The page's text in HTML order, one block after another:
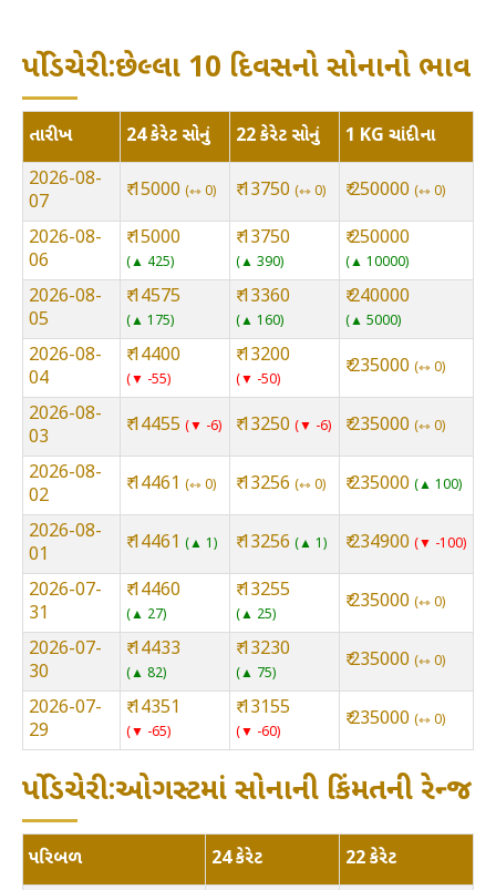
પોંડિચેરી:છેલ્લા 10 દિવસનો સોનાનો ભાવ
તારીખ 24 કેરેટ સોનું 22 કેરેટ સોનું
1 KG ચાંદીના
2026-08-
07
₹ 15000 ⇿ 0 ₹ 13750 ⇿ 0 ₹ 250000 ⇿ 0
2026-08-
06
₹ 15000
▲ 425
₹ 13750
▲ 390
₹ 250000
▲ 10000
2026-08-
05
₹ 14575
▲ 175
₹ 13360
▲ 160
₹ 240000
▲ 5000
2026-08-
04
₹ 14400
▼ -55
₹ 13200
▼ -50
₹ 235000 ⇿ 0
2026-08-
03
₹ 14455 ▼ -6 ₹ 13250 ▼ -6 ₹ 235000 ⇿ 0
2026-08-
02
₹ 14461 ⇿ 0 ₹ 13256 ⇿ 0 ₹ 235000 ▲ 100
2026-08-
01
₹ 14461 ▲ 1 ₹ 13256 ▲ 1 ₹ 234900 ▼ -100
2026-07-
31
₹ 14460
▲ 27
₹ 13255
▲ 25
₹ 235000 ⇿ 0
2026-07-
30
₹ 14433
▲ 82
₹ 13230
▲ 75
₹ 235000 ⇿ 0
2026-07-
29
₹ 14351
▼ -65
₹ 13155
▼ -60
₹ 235000 ⇿ 0
પોંડિચેરી:ઓગસ્ટમાં સોનાની કિંમતની રેન્જ
પરિબળ 24 કેરેટ
22 કેરેટ